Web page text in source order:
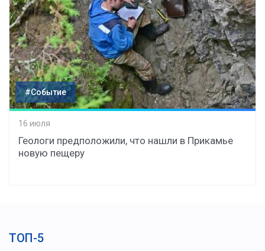
#Событие
16 июля
Геологи предположили, что нашли в Прикамье
новую пещеру
ТОП-5